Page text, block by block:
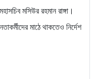
মসিউর রহমান রাঙ্গা।
মাঠে থাকতেও নির্দেশ